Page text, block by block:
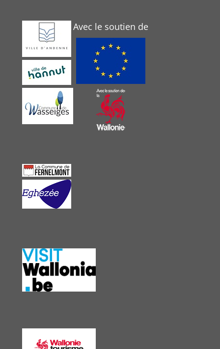
Avec le soutien de